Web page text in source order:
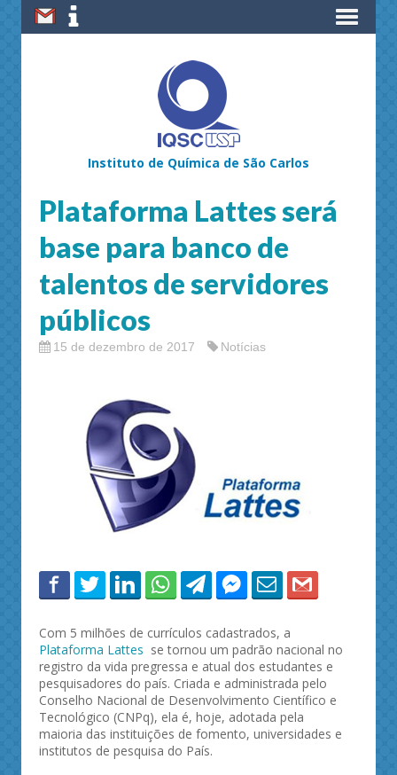
Instituto de Química de São Carlos
Plataforma Lattes será
base para banco de
talentos de servidores
públicos
15 de dezembro de 2017 Notícias
Com 5 milhões de currículos cadastrados, a
Plataforma Lattes se tornou um padrão nacional no
registro da vida pregressa e atual dos estudantes e
pesquisadores do país. Criada e administrada pelo
Conselho Nacional de Desenvolvimento Científico e
Tecnológico (CNPq), ela é, hoje, adotada pela
maioria das instituições de fomento, universidades e
institutos de pesquisa do País.